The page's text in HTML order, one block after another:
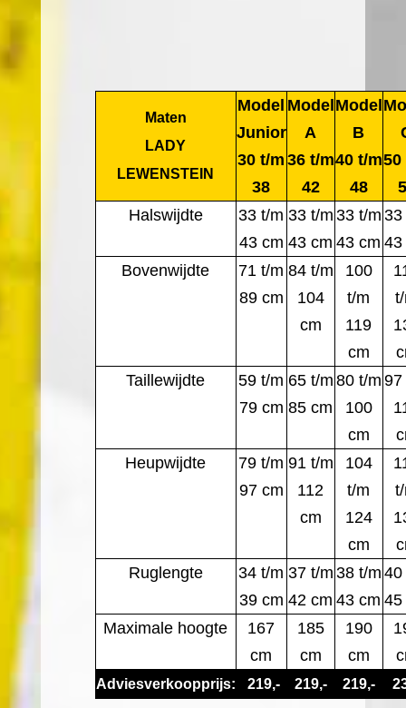
Maten
LADY
LEWENSTEIN
Model
Junior
30 t/m
38
Model
A
36 t/m
42
Model
B
40 t/m
48
50
Halswijdte
33 t/m
43 cm
33 t/m
43 cm
33 t/m
43 cm
33
43
Bovenwijdte
71 t/m
89 cm
84 t/m
104
cm
100
t/m
119
cm
Taillewijdte
59 t/m
79 cm
65 t/m
85 cm
80 t/m
100
cm
97
Heupwijdte
79 t/m
97 cm
91 t/m
112
cm
104
t/m
124
cm
Ruglengte
34 t/m
39 cm
37 t/m
42 cm
38 t/m
43 cm
40
45
Maximale hoogte
167
cm
185
cm
190
cm
Adviesverkoopprijs: 219,- 219,- 219,-